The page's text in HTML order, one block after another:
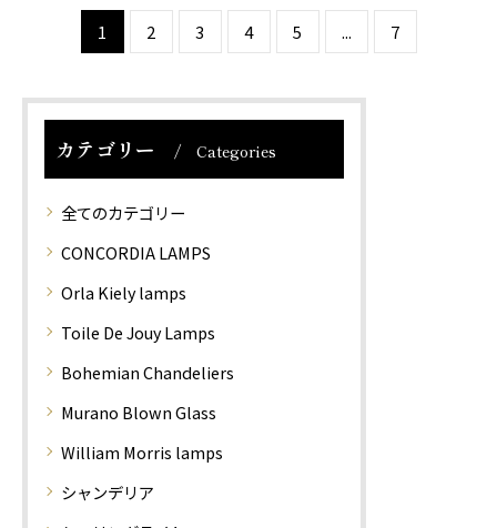
然をモチーフにしたデザ
くの人々を魅了し続けて
います。 中で…
然をモチーフにしたデザ
くの人々を魅了し続けて
1 2 3 4 5 ... 7
カテゴリー Categories
全てのカテゴリー
CONCORDIA LAMPS
Orla Kiely lamps
Toile De Jouy Lamps
Bohemian Chandeliers
Murano Blown Glass
William Morris lamps
シャンデリア